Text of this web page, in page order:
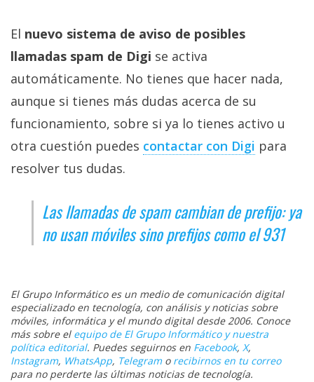
El nuevo sistema de aviso de posibles
llamadas spam de Digi se activa
automáticamente. No tienes que hacer nada,
aunque si tienes más dudas acerca de su
funcionamiento, sobre si ya lo tienes activo u
otra cuestión puedes contactar con Digi‎ para
resolver tus dudas.
Las llamadas de spam cambian de prefijo: ya
no usan móviles sino prefijos como el 931
El Grupo Informático es un medio de comunicación digital
especializado en tecnología, con análisis y noticias sobre
móviles, informática y el mundo digital desde 2006. Conoce
más sobre el equipo de El Grupo Informático y nuestra
política editorial. Puedes seguirnos en Facebook, X,
Instagram, WhatsApp, Telegramo recibirnos en tu correo
para no perderte las últimas noticias de tecnología.